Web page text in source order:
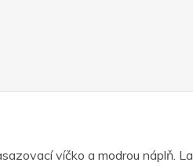
víčko a modrou náplň.